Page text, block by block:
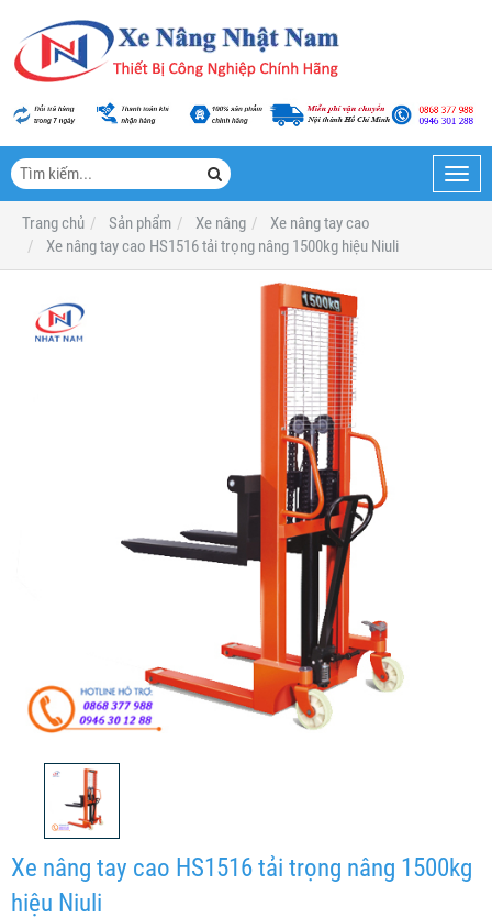
Trang chủ
Sản phẩm Xe nâng
Xe nâng tay cao
Xe nâng tay cao HS1516 tải trọng nâng 1500kg hiệu Niuli
Xe nâng tay cao HS1516 tải trọng nâng 1500kg
hiệu Niuli